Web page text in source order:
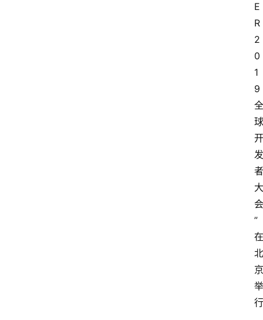
E
R
2
0
1
9
全
球
开
发
者
大
会
”
在
北
京
举
行